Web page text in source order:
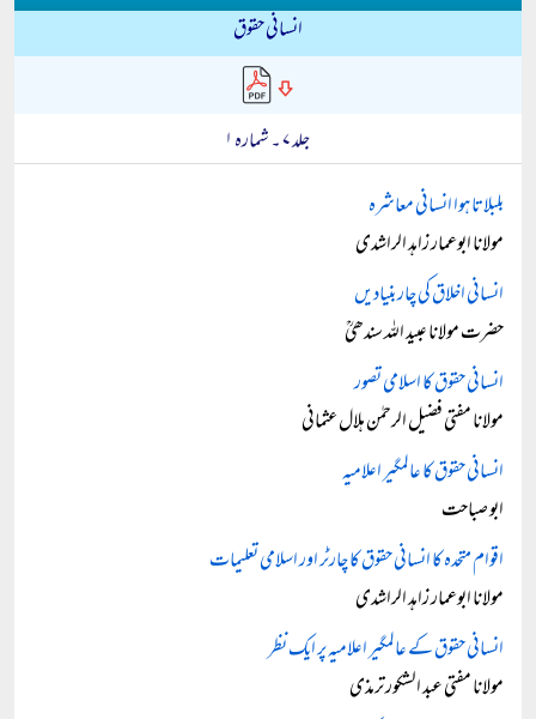
انسانی حقوق
جلد ۷ ۔ شمارہ ۱
بلبلاتا ہوا انسانی معاشرہ
مولانا ابوعمار زاہد الراشدی
انسانی اخلاق کی چار بنیادیں
حضرت مولانا عبید اللہ سندھیؒ
انسانی حقوق کا اسلامی تصور
مولانا مفتی فضیل الرحمٰن ہلال عثمانی
انسانی حقوق کا عالمگیر اعلامیہ
ابو صباحت
اقوام متحدہ کا انسانی حقوق کا چارٹر اور اسلامی تعلیمات
مولانا ابوعمار زاہد الراشدی
انسانی حقوق کے عالمگیر اعلامیہ پر ایک نظر
مولانا مفتی عبد الشکور ترمذی